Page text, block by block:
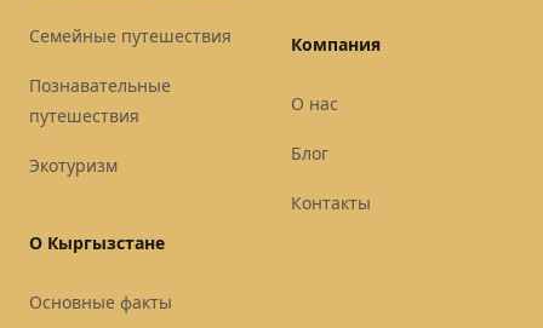
Семейные путешествия
Познавательные
путешествия
Экотуризм
О Кыргызстане
Основные факты
Компания
О нас
Блог
Контакты